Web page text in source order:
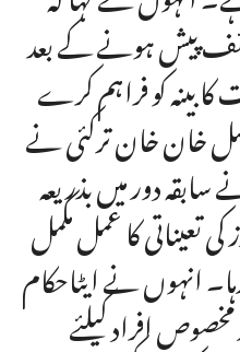
پیش ہونے کے بعد
کو فراہم کرے
خان خان ترکئی نے
سابقہ دور میں بذریعہ
تعیناتی کا عمل مکمل
انہوں نے ایٹاحکام
افراد کیلئے